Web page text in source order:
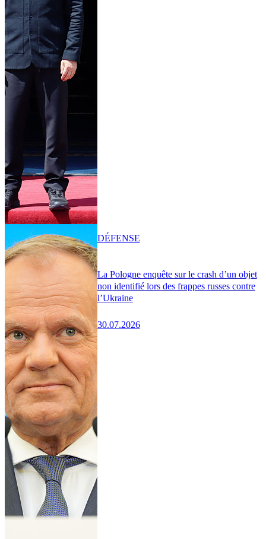
La Pologne enquête sur le crash d’un objet
non identifié lors des frappes russes contre
l’Ukraine
30.07.2026
DÉFENSE